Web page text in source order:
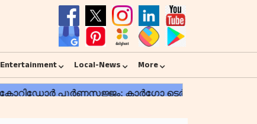
Entertainment Local-News More